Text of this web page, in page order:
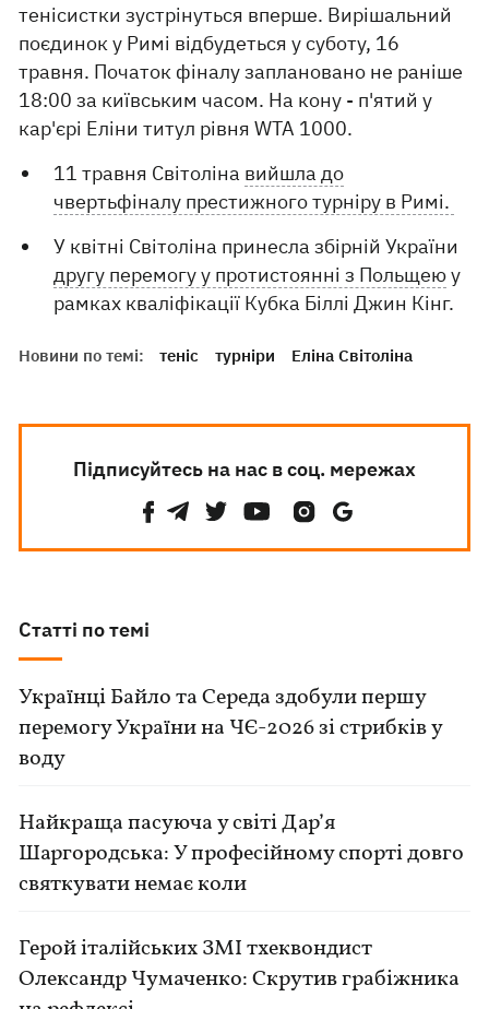
тенісистки зустрінуться вперше. Вирішальний
поєдинок у Римі відбудеться у суботу, 16
травня. Початок фіналу заплановано не раніше
18:00 за київським часом. На кону - п'ятий у
кар'єрі Еліни титул рівня WTA 1000.
11 травня Світоліна вийшла до
чвертьфіналу престижного турніру в Римі.
У квітні Світоліна принесла збірній України
другу перемогу у протистоянні з Польщеюу
рамках кваліфікації Кубка Біллі Джин Кінг.
Новини по темі: теніс турніри Еліна Світоліна
Підписуйтесь на нас в соц. мережах
Статті по темі
Українці Байло та Середа здобули першу
перемогу України на ЧЄ-2026 зі стрибків у
воду
Найкраща пасуюча у світі Дар’я
Шаргородська: У професійному спорті довго
святкувати немає коли
Герой італійських ЗМІ тхеквондист
Олександр Чумаченко: Скрутив грабіжника